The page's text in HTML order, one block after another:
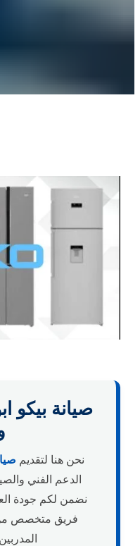
صيانة بيكو
نحن هنا لتقديم
الدعم الفني
نضمن لكم جودة
فريق متخصص من